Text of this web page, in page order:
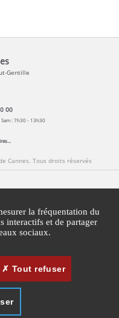
Gentille
00
: 7h30 - 13h30
Cannes. Tous droits réservés
Cannes Lérins
des cookies
la fréquentation du
interactifs et de partager
sociaux.
Tout refuser